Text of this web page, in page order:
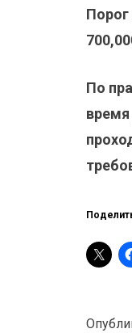
Порог
По
время